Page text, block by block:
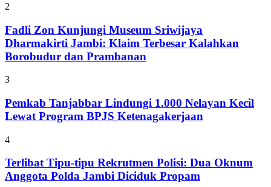
2
Fadli Zon Kunjungi Museum Sriwijaya
Dharmakirti Jambi: Klaim Terbesar Kalahkan
Borobudur dan Prambanan
3
Pemkab Tanjabbar Lindungi 1.000 Nelayan Kecil
Lewat Program BPJS Ketenagakerjaan
4
Terlibat Tipu-tipu Rekrutmen Polisi: Dua Oknum
Anggota Polda Jambi Diciduk Propam